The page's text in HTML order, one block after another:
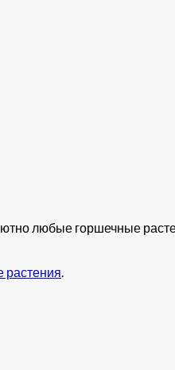
любые горшечные
растения.